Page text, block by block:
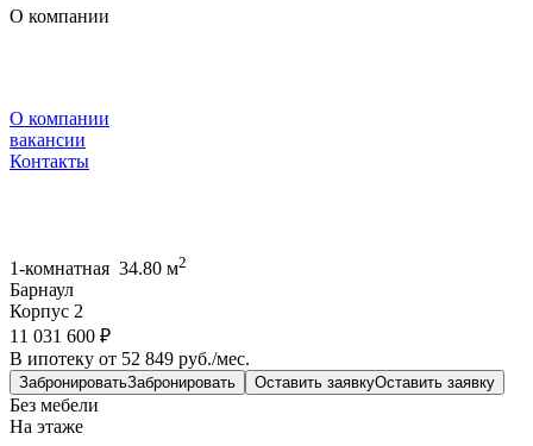
О компании
О компании
вакансии
Контакты
1-комнатная 34.80 м2
Барнаул
Корпус 2
11 031 600 ₽
В ипотеку от 52 849 руб./мес.
ЗабронироватьЗабронировать Оставить заявкуОставить заявку
Без мебели
На этаже